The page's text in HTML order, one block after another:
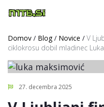
Domov / Blog/ Novice / V
ciklokrosu dobil mladinec
27. decembra 2025